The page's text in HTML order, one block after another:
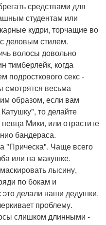
средствами для
студентам или
кудри, торчащие во
деловым стилем.
волосы довольно
тимберлейк, когда
подросткового секс -
смотрятся весьма
образом, если вам
то делайте
Мики, или отрастите
бандераса.
"Прическа". Чаще всего
или на макушке.
лысину,
по бокам и
делали наши дедушки.
проблему.
слишком длинными -